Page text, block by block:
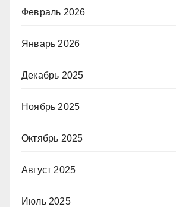
Февраль 2026
Январь 2026
Декабрь 2025
Ноябрь 2025
Октябрь 2025
Август 2025
Июль 2025